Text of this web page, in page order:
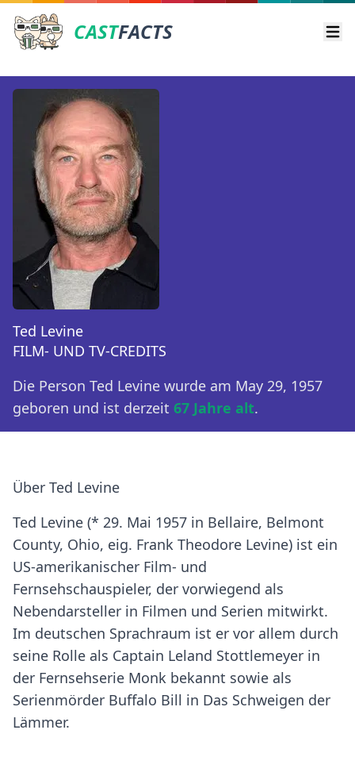
CASTFACTS
Ted Levine
FILM- UND TV-CREDITS
Die Person Ted Levine wurde am May 29, 1957
geboren und ist derzeit 67 Jahre alt.
Über Ted Levine
Ted Levine (* 29. Mai 1957 in Bellaire, Belmont
County, Ohio, eig. Frank Theodore Levine) ist ein
US-amerikanischer Film- und
Fernsehschauspieler, der vorwiegend als
Nebendarsteller in Filmen und Serien mitwirkt.
Im deutschen Sprachraum ist er vor allem durch
seine Rolle als Captain Leland Stottlemeyer in
der Fernsehserie Monk bekannt sowie als
Serienmörder Buffalo Bill in Das Schweigen der
Lämmer.